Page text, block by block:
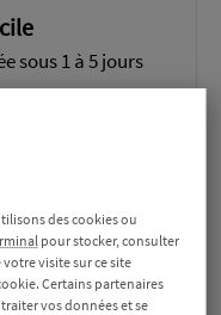
sous 1 à 5 jours
des cookies ou
pour stocker, consulter
visite sur ce site
Certains partenaires
vos données et se